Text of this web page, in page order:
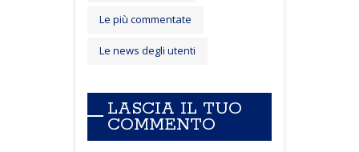
Le più commentate
Le news degli utenti
LASCIA IL TUO
COMMENTO